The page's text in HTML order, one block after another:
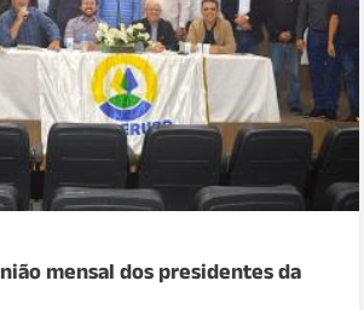
mensal dos presidentes da